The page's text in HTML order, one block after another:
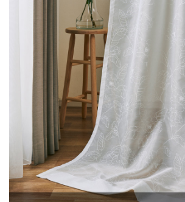
カーテンの仕上がり幅に対して1.5倍の生地
山のヒダでつまみます。すっきりとした印
丈／幅
51～100 101～200
55～
4,950円 9,900円